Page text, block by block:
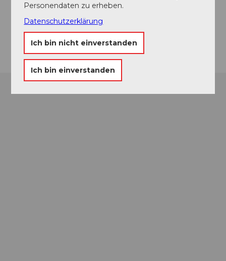
Instagram
Anreise
Personendaten zu erheben.
Datenschutzerklärung
Ich bin nicht einverstanden
Ich bin einverstanden